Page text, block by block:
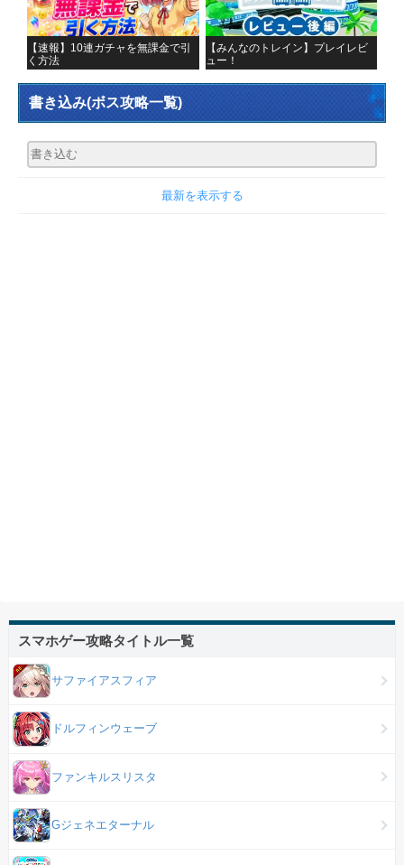
【速報】10連ガチャを無課金で引
く方法
【みんなのトレイン】プレイレビ
ュー！
書き込み(ボス攻略一覧)
最新を表示する
スマホゲー攻略タイトル一覧
サファイアスフィア
ドルフィンウェーブ
ファンキルスリスタ
Gジェネエターナル